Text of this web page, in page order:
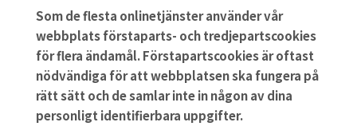
Som de flesta onlinetjänster använder vår
webbplats förstaparts- och tredjepartscookies
för flera ändamål. Förstapartscookies är oftast
nödvändiga för att webbplatsen ska fungera på
rätt sätt och de samlar inte in någon av dina
personligt identifierbara uppgifter.